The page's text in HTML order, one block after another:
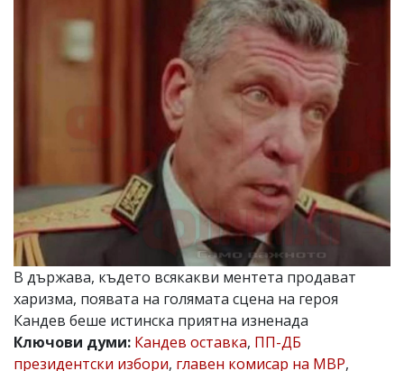
Катя
Касабова,
еmail:k.kassabova@flagman.bg
Главен
редактор:
Колев,
email:
office@flagman.bg
В държава, където всякакви ментета продават
харизма, появата на голямата сцена на героя
Кандев беше истинска приятна изненада
Ключови думи: Кандев оставка, ПП-ДБ
президентски избори, главен комисар на МВР,